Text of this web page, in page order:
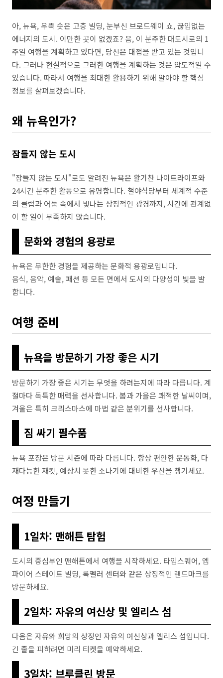
아, 뉴욕, 우뚝 솟은 고층 빌딩, 눈부신 브로드웨이 쇼, 끊임없는
에너지의 도시. 이만한 곳이 없겠죠? 음, 이 분주한 대도시로의 1
주일 여행을 계획하고 있다면, 당신은 대접을 받고 있는 것입니
다. 그러나 현실적으로 그러한 여행을 계획하는 것은 압도적일 수
있습니다. 따라서 여행을 최대한 활용하기 위해 알아야 할 핵심
정보를 살펴보겠습니다.
왜 뉴욕인가?
잠들지 않는 도시
"잠들지 않는 도시"로도 알려진 뉴욕은 활기찬 나이트라이프와
24시간 분주한 활동으로 유명합니다. 철야식당부터 세계적 수준
의 클럽과 어둠 속에서 빛나는 상징적인 광경까지, 시간에 관계없
이 할 일이 부족하지 않습니다.
문화와 경험의 용광로
뉴욕은 무한한 경험을 제공하는 문화적 용광로입니다.
음식, 음악, 예술, 패션 등 모든 면에서 도시의 다양성이 빛을 발
합니다.
여행 준비
뉴욕을 방문하기 가장 좋은 시기
방문하기 가장 좋은 시기는 무엇을 하려는지에 따라 다릅니다. 계
절마다 독특한 매력을 선사합니다. 봄과 가을은 쾌적한 날씨이며,
겨울은 특히 크리스마스에 마법 같은 분위기를 선사합니다.
짐 싸기 필수품
뉴욕 포장은 방문 시즌에 따라 다릅니다. 항상 편안한 운동화, 다
재다능한 재킷, 예상치 못한 소나기에 대비한 우산을 챙기세요.
여정 만들기
1일차: 맨해튼 탐험
도시의 중심부인 맨해튼에서 여행을 시작하세요. 타임스퀘어, 엠
파이어 스테이트 빌딩, 록펠러 센터와 같은 상징적인 랜드마크를
방문하세요.
2일차: 자유의 여신상 및 엘리스 섬
다음은 자유와 희망의 상징인 자유의 여신상과 엘리스 섬입니다.
긴 줄을 피하려면 미리 티켓을 예약하세요.
3일차: 브루클린 방문